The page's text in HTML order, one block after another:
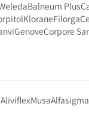
Balneum Plus
KloraneFilorga
GenoveCorpore
AliviflexMusaAlfasigma